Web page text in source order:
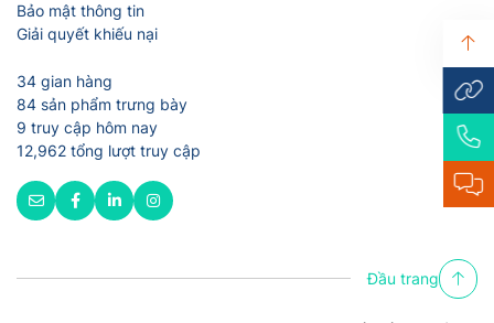
Bảo mật thông tin
Giải quyết khiếu nại
34 gian hàng
84 sản phẩm trưng bày
9 truy cập hôm nay
12,962 tổng lượt truy cập
Đầu trang